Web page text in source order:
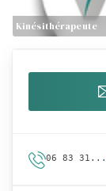
Kinésithérapeute
06 83 31...